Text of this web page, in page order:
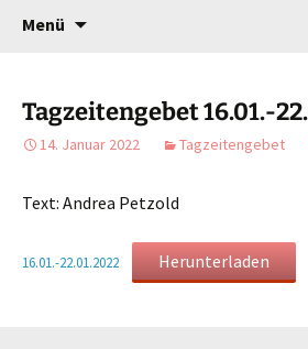
Willkommen!
Gottesdienst verändert
Menü
Tagzeitengebet 16.01.-
14. Januar 2022 Tagzeitengebet
Text: Andrea Petzold
16.01.-22.01.2022 Herunterladen